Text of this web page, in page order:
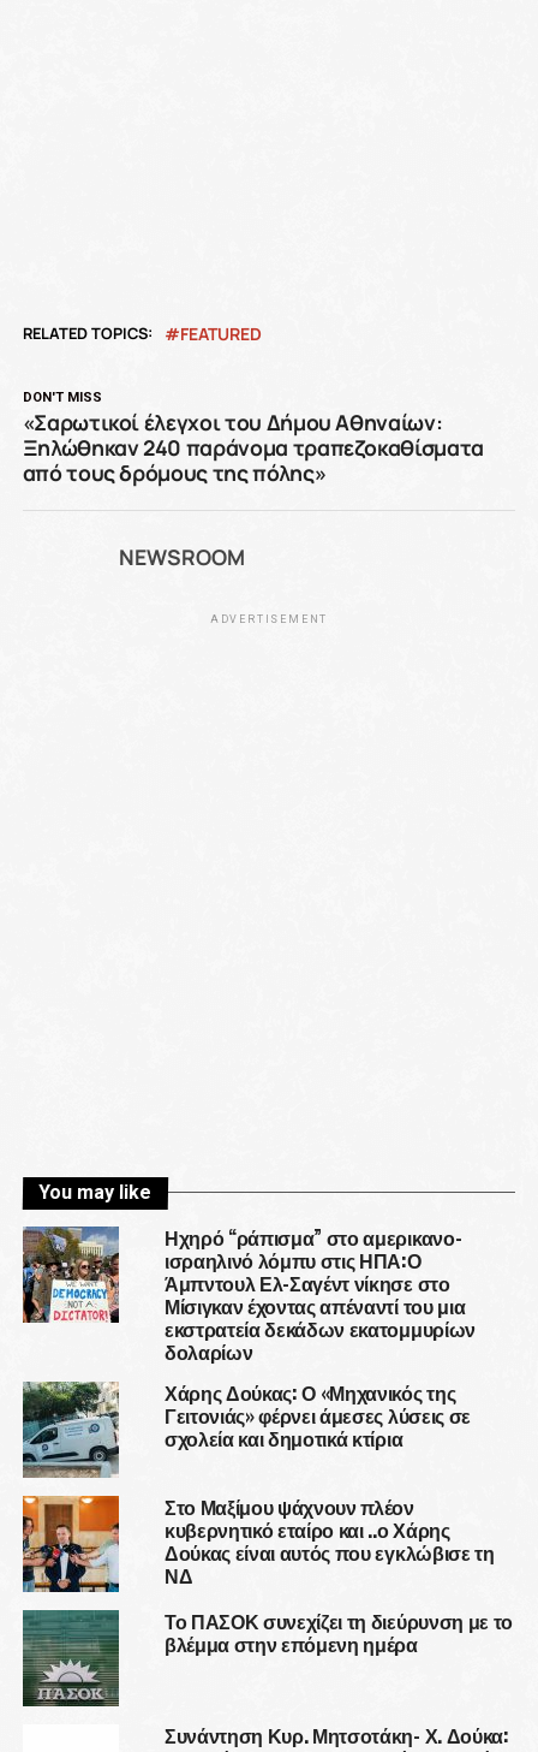
RELATED TOPICS: FEATURED
DON'T MISS
«Σαρωτικοί έλεγχοι του Δήμου Αθηναίων:
Ξηλώθηκαν 240 παράνομα τραπεζοκαθίσματα
από τους δρόμους της πόλης»
NEWSROOM
ADVERTISEMENT
You may like
Ηχηρό “ράπισμα” στο αμερικανο-
ισραηλινό λόμπυ στις ΗΠΑ:Ο
Άμπντουλ Ελ-Σαγέντ νίκησε στο
Μίσιγκαν έχοντας απέναντί του μια
εκστρατεία δεκάδων εκατομμυρίων
δολαρίων
Χάρης Δούκας: Ο «Μηχανικός της
Γειτονιάς» φέρνει άμεσες λύσεις σε
σχολεία και δημοτικά κτίρια
Στο Μαξίμου ψάχνουν πλέον
κυβερνητικό εταίρο και ..ο Χάρης
Δούκας είναι αυτός που εγκλώβισε τη
ΝΔ
Το ΠΑΣΟΚ συνεχίζει τη διεύρυνση με το
βλέμμα στην επόμενη ημέρα
Συνάντηση Κυρ. Μητσοτάκη- Χ. Δούκα: